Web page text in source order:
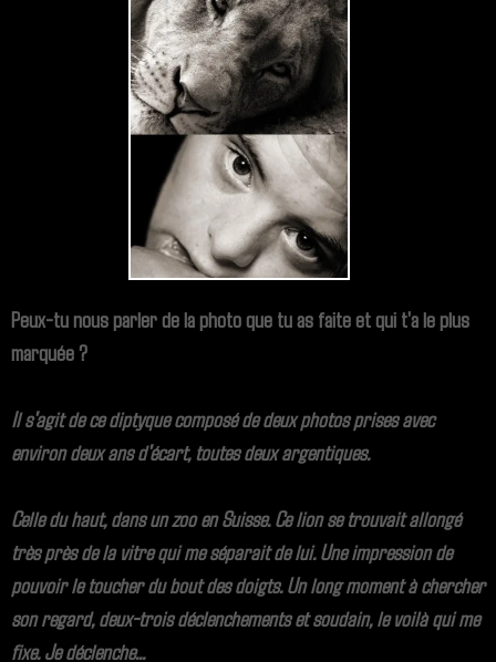
Peux-tu nous parler de la photo que tu as faite et qui t'a le plus
marquée ?
Il s'agit de ce diptyque composé de deux photos prises avec
environ deux ans d'écart, toutes deux argentiques.
Celle du haut, dans un zoo en Suisse. Ce lion se trouvait allongé
très près de la vitre qui me séparait de lui. Une impression de
pouvoir le toucher du bout des doigts. Un long moment à chercher
son regard, deux-trois déclenchements et soudain, le voilà qui me
fixe. Je déclenche...